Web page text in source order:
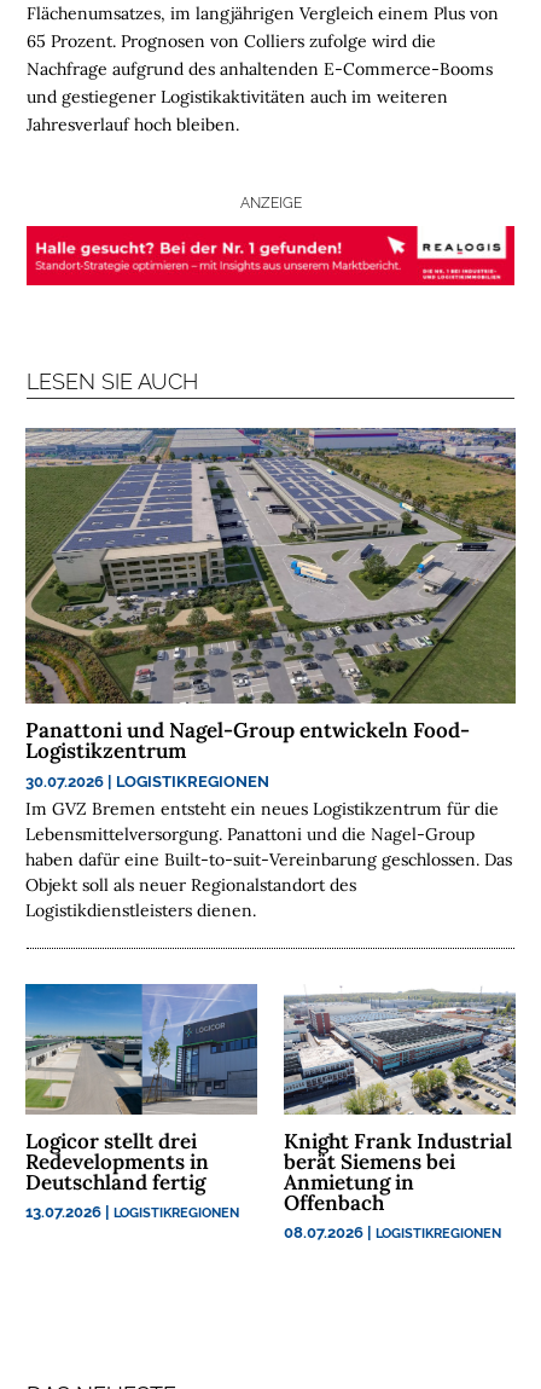
G
E
N
N
H
N
F
O
N
D
S
M
E
N
S
C
H
E
N
C
H
H
A
L
T
I
G
K
N
Flächenumsatzes, im langjährigen Vergleich einem Plus von
65 Prozent. Prognosen von Colliers zufolge wird die
Nachfrage aufgrund des anhaltenden E-Commerce-Booms
und gestiegener Logistikaktivitäten auch im weiteren
Jahresverlauf hoch bleiben.
ANZEIGE
LESEN SIE AUCH
Panattoni und Nagel-Group entwickeln Food-
Logistikzentrum
30.07.2026 LOGISTIKREGIONEN
Im GVZ Bremen entsteht ein neues Logistikzentrum für die
Lebensmittelversorgung. Panattoni und die Nagel-Group
haben dafür eine Built-to-suit-Vereinbarung geschlossen. Das
Objekt soll als neuer Regionalstandort des
Logistikdienstleisters dienen.
Logicor stellt drei
Redevelopments in
Deutschland fertig
13.07.2026 |LOGISTIKREGIONEN
Knight Frank Industrial
berät Siemens bei
Anmietung in
Offenbach
08.07.2026 |LOGISTIKREGIONEN